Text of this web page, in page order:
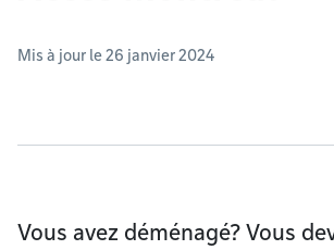
Mis à jour le 26 janvier 2024
Vous avez déménagé? Vous